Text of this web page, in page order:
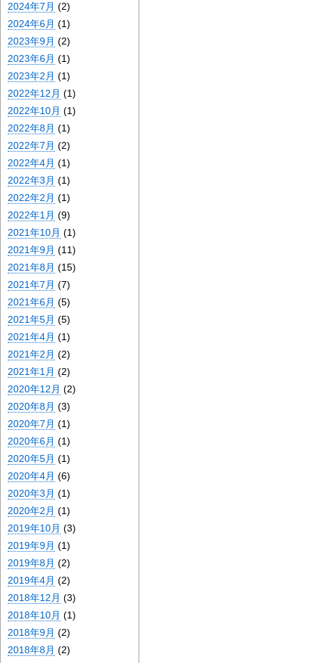
2024年7月 (2)
2024年6月 (1)
2023年9月 (2)
2023年6月 (1)
2023年2月 (1)
2022年12月 (1)
2022年10月 (1)
2022年8月 (1)
2022年7月 (2)
2022年4月 (1)
2022年3月 (1)
2022年2月 (1)
2022年1月 (9)
2021年10月 (1)
2021年9月 (11)
2021年8月 (15)
2021年7月 (7)
2021年6月 (5)
2021年5月 (5)
2021年4月 (1)
2021年2月 (2)
2021年1月 (2)
2020年12月 (2)
2020年8月 (3)
2020年7月 (1)
2020年6月 (1)
2020年5月 (1)
2020年4月 (6)
2020年3月 (1)
2020年2月 (1)
2019年10月 (3)
2019年9月 (1)
2019年8月 (2)
2019年4月 (2)
2018年12月 (3)
2018年10月 (1)
2018年9月 (2)
2018年8月 (2)